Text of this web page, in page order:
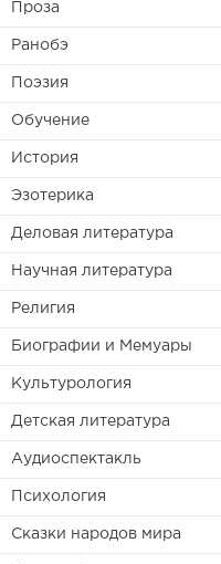
Проза
Ранобэ
Поэзия
Обучение
История
Эзотерика
Деловая литература
Научная литература
Религия
Биографии и Мемуары
Культурология
Детская литература
Аудиоспектакль
Психология
Сказки народов мира